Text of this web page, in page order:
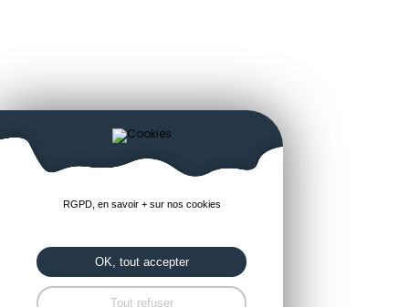
RGPD, en savoir + sur nos cookies
OK, tout accepter
Tout refuser